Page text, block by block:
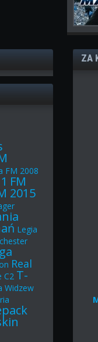
FM 2008
FM
2015
Legia
Real
C2 T-
Widzew
ZA